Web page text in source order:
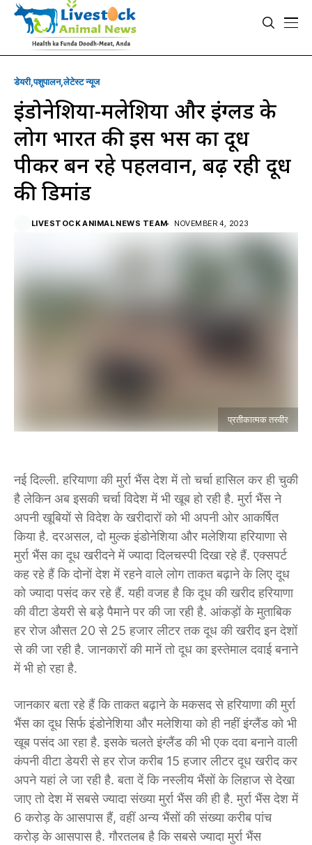
डेयरी पशुपालन लेटेस्ट न्यूज
इंडोनेशिया-मलेशिया और इंग्लैंड के
लोग भारत की इस भैंस का दूध
पीकर बन रहे पहलवान, बढ़ रही दूध
की डिमांड
LIVESTOCK ANIMAL NEWS TEAM NOVEMBER 4, 2023
प्रतीकात्मक तस्वीर
नई दिल्ली. हरियाणा की मुर्रा भैंस देश में तो चर्चा हासिल कर ही चुकी
है लेकिन अब इसकी चर्चा विदेश में भी खूब हो रही है. मुर्रा भैंस ने
अपनी खूबियों से विदेश के ​खरीदारों को भी अपनी ओर आकर्षित
किया है. दरअसल, दो मुल्क इंडोनेशिया और मलेशिया हरियाणा से
मुर्रा भैंस का दूध खरीदने में ज्यादा दिलचस्पी दिखा रहे हैं. एक्सपर्ट
कह रहे हैं कि दोनों देश में रहने वाले लोग ताकत बढ़ाने के लिए दूध
को ज्यादा पसंद कर रहे हैं. यही वजह है कि दूध की खरीद हरियाणा
की वीटा डेयरी से बड़े पैमाने पर की जा रही है. आंकड़ों के मुताबिक
हर रोज औसत 20 से 25 हजार लीटर तक दूध की खरीद इन देशों
से की जा रही है. जानकारों की मानें तो दूध का इस्तेमाल दवाई बनाने
में भी हो रहा है.
जानकार बता रहे हैं कि ताकत बढ़ाने के मकसद से हरियाणा की मुर्रा
भैंस का दूध सिर्फ इंडोनेशिया और मलेशिया को ही नहीं इंग्लैंड को भी
खूब पसंद आ रहा है. इसके चलते इंग्लैंड की भी एक दवा बनाने वाली
कंपनी वीटा डेयरी से हर रोज करीब 15 हजार लीटर दूध खरीद कर
अपने यहां ले जा रही है. बता दें कि नस्लीय भैंसों के लिहाज से देखा
जाए तो देश में सबसे ज्यादा संख्या मुर्रा भैंस की ही है. मुर्रा भैंस देश में
6 करोड़ के आसपास हैं, वहीं अन्य भैंसों की संख्या करीब पांच
करोड़ के आसपास है. गौरतलब है कि सबसे ज्यादा मुर्रा भैंस